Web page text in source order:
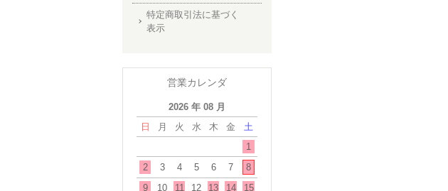
特定商取引法に基づく
表示
営業カレンダ
2026 年 08 月
日
月 火 水 木 金
土
1
2
3 4 5 6 7
8
9
10 11 12 13 14
15